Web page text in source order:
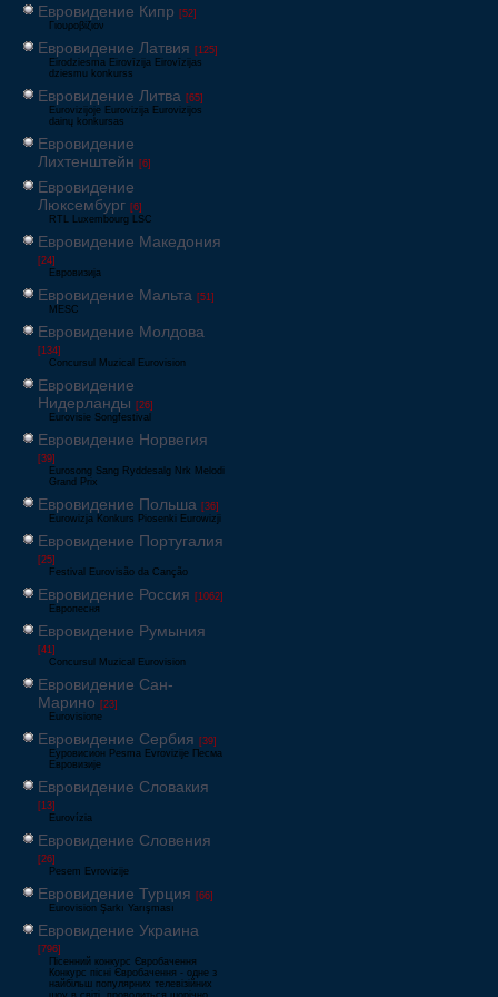
Евровидение Кипр [52]
Γιουροβίζιον
Евровидение Латвия [125]
Eirodziesma Eirovīzija Eirovīzijas
dziesmu konkurss
Евровидение Литва [65]
Eurovizijoje Eurovizija Eurovizijos
dainų konkursas
Евровидение
Лихтенштейн [6]
Евровидение
Люксембург [6]
RTL Luxembourg LSC
Евровидение Македония
[24]
Евровизија
Евровидение Мальта [51]
MESC
Евровидение Молдова
[134]
Concursul Muzical Eurovision
Евровидение
Нидерланды [26]
Eurovisie Songfestival
Евровидение Норвегия
[39]
Eurosong Sang Ryddesalg Nrk Melodi
Grand Prix
Евровидение Польша [36]
Eurowizja Konkurs Piosenki Eurowizji
Евровидение Португалия
[25]
Festival Eurovisão da Canção
Евровидение Россия [1062]
Европесня
Евровидение Румыния
[41]
Concursul Muzical Eurovision
Евровидение Сан-
Марино [23]
Eurovisione
Евровидение Сербия [39]
Еуровисион Pesma Evrovizije Песма
Евровизије
Евровидение Словакия
[13]
Eurovízia
Евровидение Словения
[26]
Pesem Evrovizije
Евровидение Турция [66]
Eurovision Şarkı Yarışması
Евровидение Украина
[796]
Пісенний конкурс Євробачення
Конкурс пісні Євробачення - одне з
найбільш популярних телевізійних
шоу в світі, проводиться щорічно,